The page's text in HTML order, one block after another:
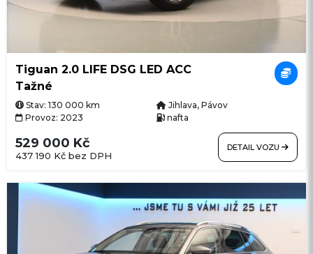
Tiguan 2.0 LIFE DSG LED ACC
Tažné
Stav: 130 000 km
Jihlava, Pávov
Provoz: 2023
nafta
437 190 Kč bez DPH
529 000 Kč DETAIL VOZU